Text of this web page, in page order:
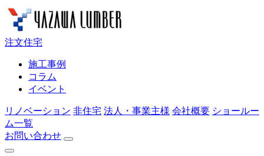
注文住宅
施工事例
コラム
イベント
リノベーション 非住宅 法人・事業主様 会社概要 ショールー
ム一覧
お問い合わせ